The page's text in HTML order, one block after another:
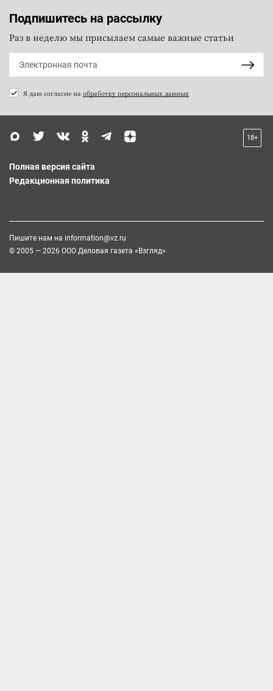
Подпишитесь на рассылку
Раз в неделю мы присылаем самые важные статьи
Я даю согласие на обработку персональных данных
18+
Полная версия сайта
Редакционная политика
Пишите нам на information@vz.ru
© 2005 — 2026 ООО Деловая газета «Взгляд»